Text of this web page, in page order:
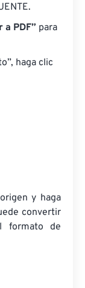
a PDF” para
haga clic
y haga
convertir
formato de